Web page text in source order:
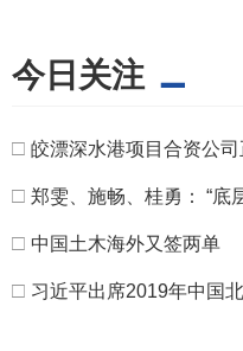
今日关注
□ 皎漂深水港项目合资公
□ 郑雯、施畅、桂勇： “底
□ 中国土木海外又签两单
□ 习近平出席2019年中国